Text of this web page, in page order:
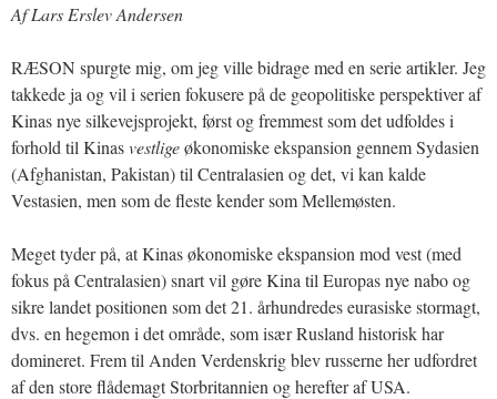
Af Lars Erslev Andersen
RÆSON spurgte mig, om jeg ville bidrage med en serie artikler. Jeg
takkede ja og vil i serien fokusere på de geopolitiske perspektiver af
Kinas nye silkevejsprojekt, først og fremmest som det udfoldes i
forhold til Kinasvestligeøkonomiske ekspansion gennem Sydasien
(Afghanistan, Pakistan) til Centralasien og det, vi kan kalde
Vestasien, men som de fleste kender som Mellemøsten.
Meget tyder på, at Kinas økonomiske ekspansion mod vest (med
fokus på Centralasien) snart vil gøre Kina til Europas nye nabo og
sikre landet positionen som det 21. århundredes eurasiske stormagt,
dvs. en hegemon i det område, som især Rusland historisk har
domineret. Frem til Anden Verdenskrig blev russerne her udfordret
af den store flådemagt Storbritannien og herefter af USA.